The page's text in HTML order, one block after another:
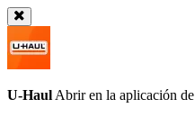
U-Haul Abrir en la aplicación de